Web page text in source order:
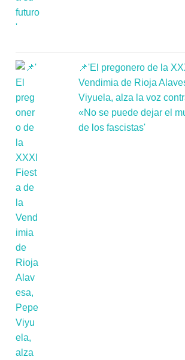
📌'El pregonero de la
Vendimia de Rioja
Viyuela, alza la voz
«No se puede dejar el
de los fascistas'